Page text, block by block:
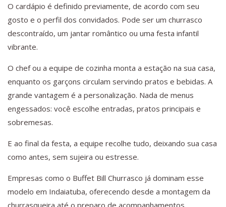
O cardápio é definido previamente, de acordo com seu
gosto e o perfil dos convidados. Pode ser um churrasco
descontraído, um jantar romântico ou uma festa infantil
vibrante.
O chef ou a equipe de cozinha monta a estação na sua casa,
enquanto os garçons circulam servindo pratos e bebidas. A
grande vantagem é a personalização. Nada de menus
engessados: você escolhe entradas, pratos principais e
sobremesas.
E ao final da festa, a equipe recolhe tudo, deixando sua casa
como antes, sem sujeira ou estresse.
Empresas como o Buffet Bill Churrasco já dominam esse
modelo em Indaiatuba, oferecendo desde a montagem da